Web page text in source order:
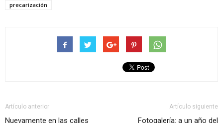
precarización
Artículo anterior
Nuevamente en las calles
Artículo siguiente
Fotogalería: a un año del